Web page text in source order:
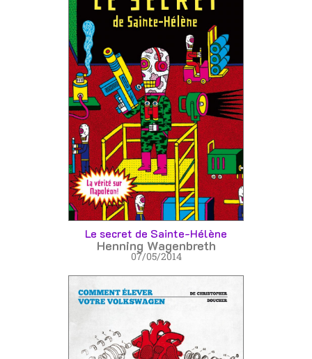
Le secret de Sainte-Hélène
Henning Wagenbreth
07/05/2014